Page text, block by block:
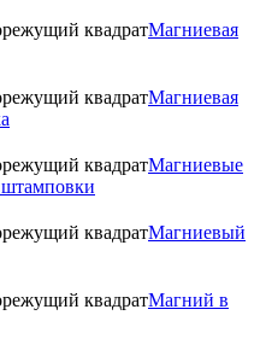
Магниевая
Магниевая
Магниевые
Магниевый
Магний в